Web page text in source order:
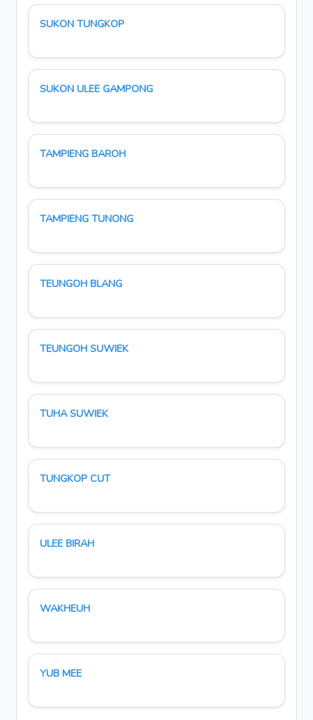
SUKON TUNGKOP
SUKON ULEE GAMPONG
TAMPIENG BAROH
TAMPIENG TUNONG
TEUNGOH BLANG
TEUNGOH SUWIEK
TUHA SUWIEK
TUNGKOP CUT
ULEE BIRAH
WAKHEUH
YUB MEE